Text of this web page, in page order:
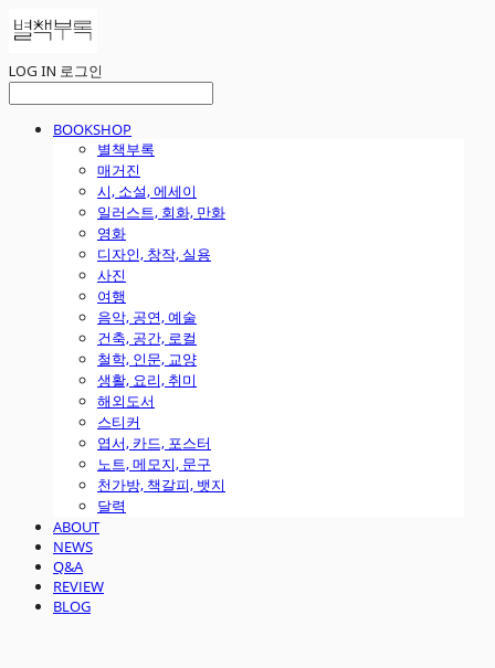
LOG IN 로그인
BOOKSHOP
별책부록
매거진
시, 소설, 에세이
일러스트, 회화, 만화
영화
디자인, 창작, 실용
사진
여행
음악, 공연, 예술
건축, 공간, 로컬
철학, 인문, 교양
생활, 요리, 취미
해외도서
스티커
엽서, 카드, 포스터
노트, 메모지, 문구
천가방, 책갈피, 뱃지
달력
ABOUT
NEWS
Q&A
REVIEW
BLOG